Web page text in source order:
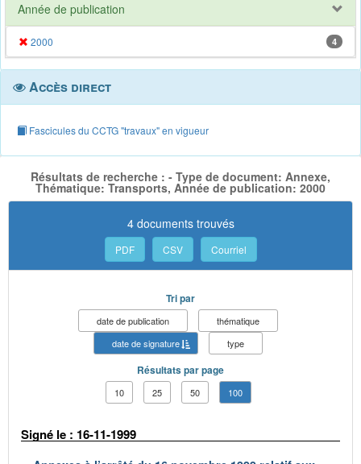
Année de publication
2000 4
Accès direct
Fascicules du CCTG "travaux" en vigueur
Résultats de recherche : - Type de document: Annexe,
Thématique: Transports, Année de publication: 2000
4 documents trouvés
PDF CSV Courriel
Tri par
date de publication
thématique
date de signature
type
Résultats par page
10 25 50 100
Signé le : 16-11-1999